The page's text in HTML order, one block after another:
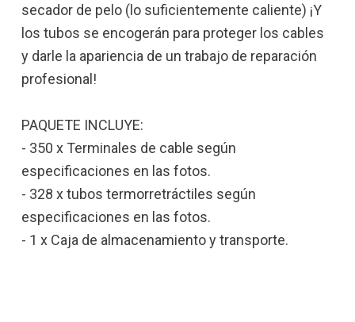
secador de pelo (lo suficientemente caliente) ¡Y
los tubos se encogerán para proteger los cables
y darle la apariencia de un trabajo de reparación
profesional!
PAQUETE INCLUYE:
- 350 x Terminales de cable según
especificaciones en las fotos.
- 328 x tubos termorretráctiles según
especificaciones en las fotos.
- 1 x Caja de almacenamiento y transporte.